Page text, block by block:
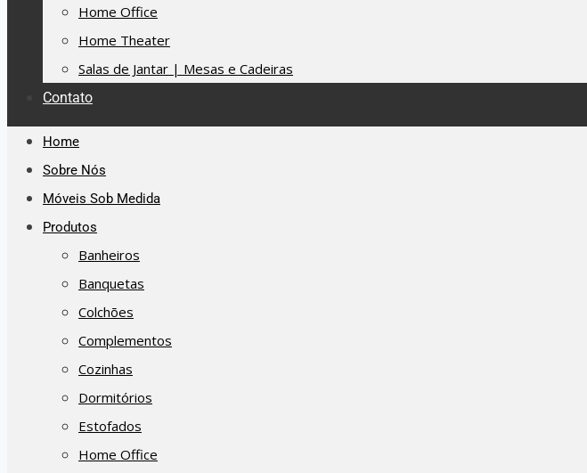
Home Office
Home Theater
Salas de Jantar | Mesas e Cadeiras
Contato
Home
Sobre Nós
Móveis Sob Medida
Produtos
Banheiros
Banquetas
Colchões
Complementos
Cozinhas
Dormitórios
Estofados
Home Office